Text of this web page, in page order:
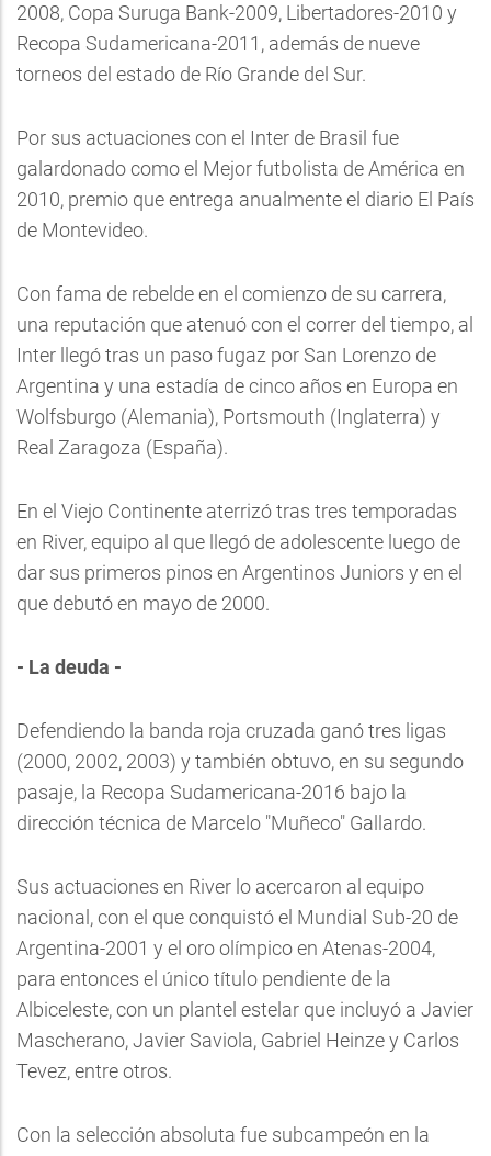
2008, Copa Suruga Bank-2009, Libertadores-2010 y
Recopa Sudamericana-2011, además de nueve
torneos del estado de Río Grande del Sur.
Por sus actuaciones con el Inter de Brasil fue
galardonado como el Mejor futbolista de América en
2010, premio que entrega anualmente el diario El País
de Montevideo.
Con fama de rebelde en el comienzo de su carrera,
una reputación que atenuó con el correr del tiempo, al
Inter llegó tras un paso fugaz por San Lorenzo de
Argentina y una estadía de cinco años en Europa en
Wolfsburgo (Alemania), Portsmouth (Inglaterra) y
Real Zaragoza (España).
En el Viejo Continente aterrizó tras tres temporadas
en River, equipo al que llegó de adolescente luego de
dar sus primeros pinos en Argentinos Juniors y en el
que debutó en mayo de 2000.
- La deuda -
Defendiendo la banda roja cruzada ganó tres ligas
(2000, 2002, 2003) y también obtuvo, en su segundo
pasaje, la Recopa Sudamericana-2016 bajo la
dirección técnica de Marcelo "Muñeco" Gallardo.
Sus actuaciones en River lo acercaron al equipo
nacional, con el que conquistó el Mundial Sub-20 de
Argentina-2001 y el oro olímpico en Atenas-2004,
para entonces el único título pendiente de la
Albiceleste, con un plantel estelar que incluyó a Javier
Mascherano, Javier Saviola, Gabriel Heinze y Carlos
Tevez, entre otros.
Con la selección absoluta fue subcampeón en la